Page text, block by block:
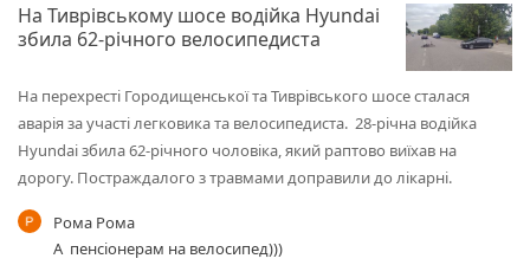
На Тиврівському шосе водійка Hyundai
збила 62-річного велосипедиста
На перехресті Городищенської та Тиврівського шосе сталася
аварія за участі легковика та велосипедиста. 28-річна водійка
Hyundai збила 62-річного чоловіка, який раптово виїхав на
дорогу. Постраждалого з травмами доправили до лікарні.
Рома Рома
А пенсіонерам на велосипед)))